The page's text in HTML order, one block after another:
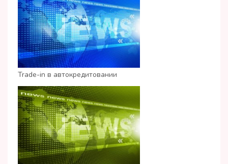
Trade-in в автокредитовании